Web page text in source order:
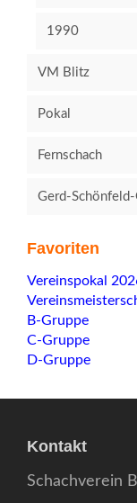
1990
VM Blitz
Pokal
Fernschach
Gerd-
Favoriten
Navigation
überspringen
Vereinspokal
B-Gruppe
C-Gruppe
D-Gruppe
Kontakt
Schachverein